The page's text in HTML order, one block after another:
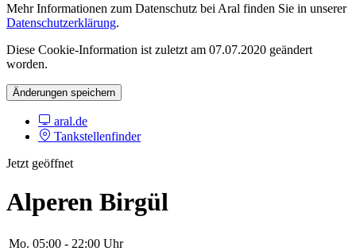
Mehr Informationen zum Datenschutz bei Aral finden Sie in unserer
Datenschutzerklärung.
Diese Cookie-Information ist zuletzt am 07.07.2020 geändert
worden.
Änderungen speichern
aral.de
Tankstellenfinder
Jetzt geöffnet
Alperen Birgül
Mo. 05:00 - 22:00 Uhr